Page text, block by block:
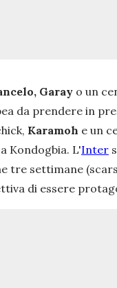
Garay o un
da prendere in
Karamoh e un
Kondogbia. L'Inter
tre settimane
di essere